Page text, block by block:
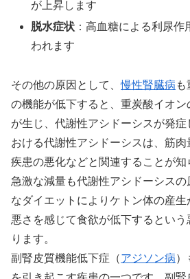
が上昇します
脱水症状 ：高血糖による利尿
われます
その他の原因として、慢性腎臓病
の機能が低下すると、重炭酸イオ
が生じ、代謝性アシドーシスが発
おける代謝性アシドーシスは、筋
疾患の悪化などと関連することが知
急激な減量も代謝性アシドーシス
なダイエットによりケトン体の産
悪さを感じて食欲が低下するとい
ります。
副腎皮質機能低下症（アジソン病）